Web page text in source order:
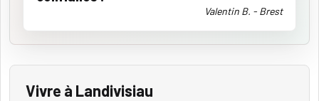
Valentin B. - Brest
Vivre à Landivisiau